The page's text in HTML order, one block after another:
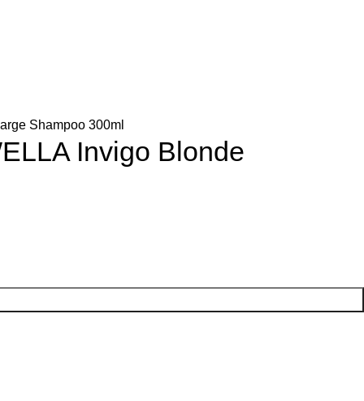
Shampoo 300ml
Invigo Blonde